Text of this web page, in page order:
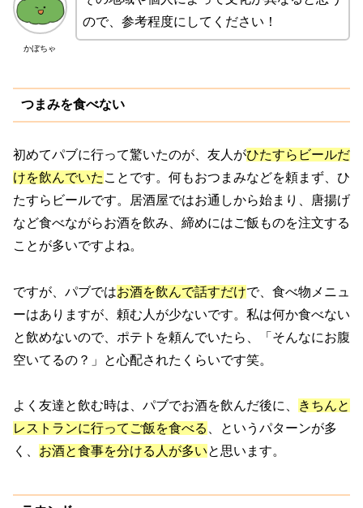
かぼちゃ
ので、参考程度にしてください！
つまみを食べない
初めてパブに行って驚いたのが、友人がひたすらビールだ
けを飲んでいた ことです。何もおつまみなどを頼まず、ひ
たすらビールです。居酒屋ではお通しから始まり、唐揚げ
など食べながらお酒を飲み、締めにはご飯ものを注文する
ことが多いですよね。
ですが、パブではお酒を飲んで話すだけで、食べ物メニュ
ーはありますが、頼む人が少ないです。私は何か食べない
と飲めないので、ポテトを頼んでいたら、「そんなにお腹
空いてるの？」と心配されたくらいです笑。
よく友達と飲む時は、パブでお酒を飲んだ後に、
きちんと
レストランに行ってご飯を食べる
、というパターンが多
く、 お酒と食事を分ける人が多いと思います。